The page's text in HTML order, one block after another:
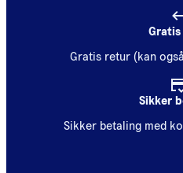
Gratis retur (kan
Sikker
Sikker betaling med